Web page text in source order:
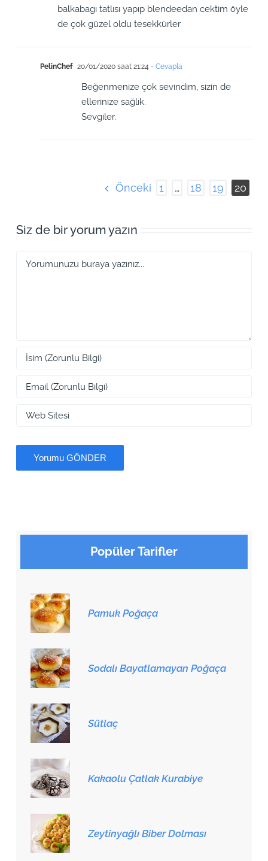
balkabagı tatlısı yapıp blendeedan cektim öyle
de çok güzel oldu tesekkürler
PelinChef 20/01/2020 saat 21:24 - Cevapla
Beğenmenize çok sevindim, sizin de
ellerinize sağlık.
Sevgiler.
Önceki 1 … 18 19 20
Siz de bir yorum yazın
Popüler Tarifler
Pamuk Poğaça
Sodalı Bayatlamayan Poğaça
Sütlaç
Kakaolu Çatlak Kurabiye
Zeytinyağlı Biber Dolması